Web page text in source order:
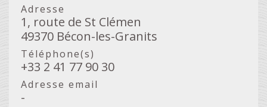
Adresse
1, route de St Clémen
49370 Bécon-les-Granits
Téléphone(s)
+33 2 41 77 90 30
Adresse email
-